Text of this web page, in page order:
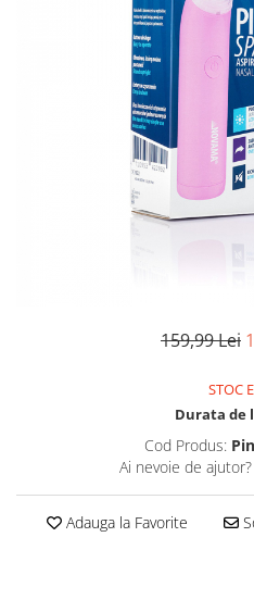
Pulsoximetre de deget
Pulsoximetre profesionale
Monitorizare medicala
Spirometre portabile
Accesorii spirometre
Suporturi ortopedice si orteze
Articole ingrijire copii
Aspiratoare nazale
Incalzitoare si sterilizatoare
159,99 Lei
STOC
Durata de
Cod Produs:
Ai nevoie de ajutor?
Adauga la Favorite